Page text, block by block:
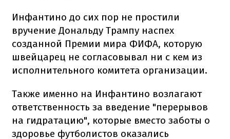
Инфантино до сих пор не простили
вручение Дональду Трампу наспех
созданной Премии мира ФИФА, которую
швейцарец не согласовывал ни с кем из
исполнительного комитета организации.
Также именно на Инфантино возлагают
ответственность за введение "перерывов
на гидратацию", которые вместо заботы о
здоровье футболистов оказались